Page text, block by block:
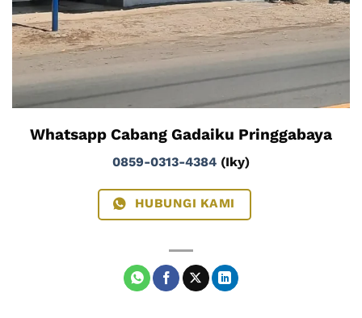
Whatsapp Cabang Gadaiku Pringgabaya
0859-0313-4384 (Iky)
HUBUNGI KAMI